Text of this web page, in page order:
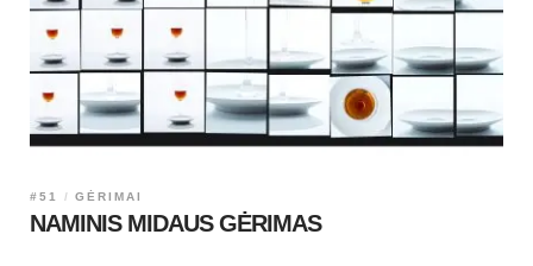
#51 GĖRIMAI
NAMINIS MIDAUS GĖRIMAS